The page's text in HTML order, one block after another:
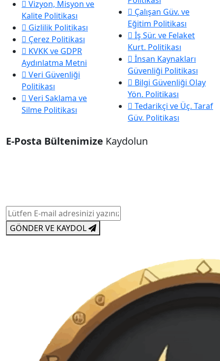
Vizyon, Misyon ve
Kalite Politikası
Gizlilik Politikası
Çerez Politikası
KVKK ve GDPR
Aydınlatma Metni
Veri Güvenliği
Politikası
Veri Saklama ve
Silme Politikası
Çalışan Güv. ve
Eğitim Politikası
İş Sür. ve Felaket
Kurt. Politikası
İnsan Kaynakları
Güvenliği Politikası
Bilgi Güvenliği Olay
Yön. Politikası
Tedarikçi ve Üç. Taraf
Güv. Politikası
E-Posta Bültenimize Kaydolun
GÖNDER VE KAYDOL